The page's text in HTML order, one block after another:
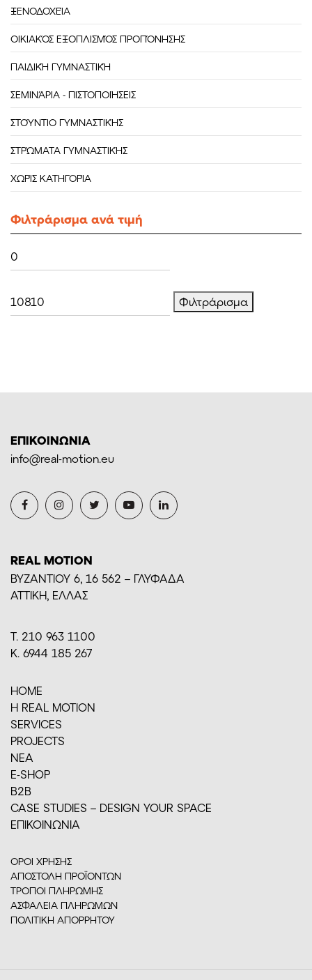
ΞΕΝΟΔΟΧΕΊΑ
ΟΙΚΙΑΚΌΣ ΕΞΟΠΛΙΣΜΌΣ ΠΡΟΠΌΝΗΣΗΣ
ΠΑΙΔΙΚΉ ΓΥΜΝΑΣΤΙΚΉ
ΣΕΜΙΝΆΡΙΑ - ΠΙΣΤΟΠΟΙΉΣΕΙΣ
ΣΤΟΎΝΤΙΟ ΓΥΜΝΑΣΤΙΚΉΣ
ΣΤΡΏΜΑΤΑ ΓΥΜΝΑΣΤΙΚΉΣ
ΧΩΡΊΣ ΚΑΤΗΓΟΡΊΑ
Φιλτράρισμα ανά τιμή
Ελάχιστη
τιμή
τιμή
Φιλτράρισμα
ΕΠΙΚΟΙΝΩΝΙΑ
info@real-motion.eu
REAL MOTION
BYZANTIOY 6, 16 562 – ΓΛΥΦΑΔΑ
ΑΤΤΙΚΗ, ΕΛΛΑΣ
Τ. 210 963 1100
Κ. 6944 185 267
HOME
H REAL MOTION
SERVICES
PROJECTS
ΝΕΑ
E-SHOP
Β2Β
CASE STUDIES – DESIGN YOUR SPACE
ΕΠΙΚΟΙΝΩΝΙΑ
ΟΡΟΙ ΧΡΗΣΗΣ
ΑΠΟΣΤΟΛΗ ΠΡΟΪΟΝΤΩΝ
ΤΡΟΠΟΙ ΠΛΗΡΩΜΗΣ
ΑΣΦΑΛΕΙΑ ΠΛΗΡΩΜΩΝ
ΠΟΛΙΤΙΚΗ ΑΠΟΡΡΗΤΟΥ